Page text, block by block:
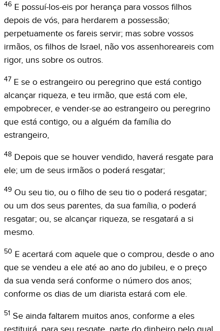
46 E possuí-los-eis por herança para vossos filhos
depois de vós, para herdarem a possessão;
perpetuamente os fareis servir; mas sobre vossos
irmãos, os filhos de Israel, não vos assenhoreareis com
rigor, uns sobre os outros.
47 E se o estrangeiro ou peregrino que está contigo
alcançar riqueza, e teu irmão, que está com ele,
empobrecer, e vender-se ao estrangeiro ou peregrino
que está contigo, ou a alguém da família do
estrangeiro,
48 Depois que se houver vendido, haverá resgate para
ele; um de seus irmãos o poderá resgatar;
49 Ou seu tio, ou o filho de seu tio o poderá resgatar;
ou um dos seus parentes, da sua família, o poderá
resgatar; ou, se alcançar riqueza, se resgatará a si
mesmo.
50 E acertará com aquele que o comprou, desde o ano
que se vendeu a ele até ao ano do jubileu, e o preço
da sua venda será conforme o número dos anos;
conforme os dias de um diarista estará com ele.
51 Se ainda faltarem muitos anos, conforme a eles